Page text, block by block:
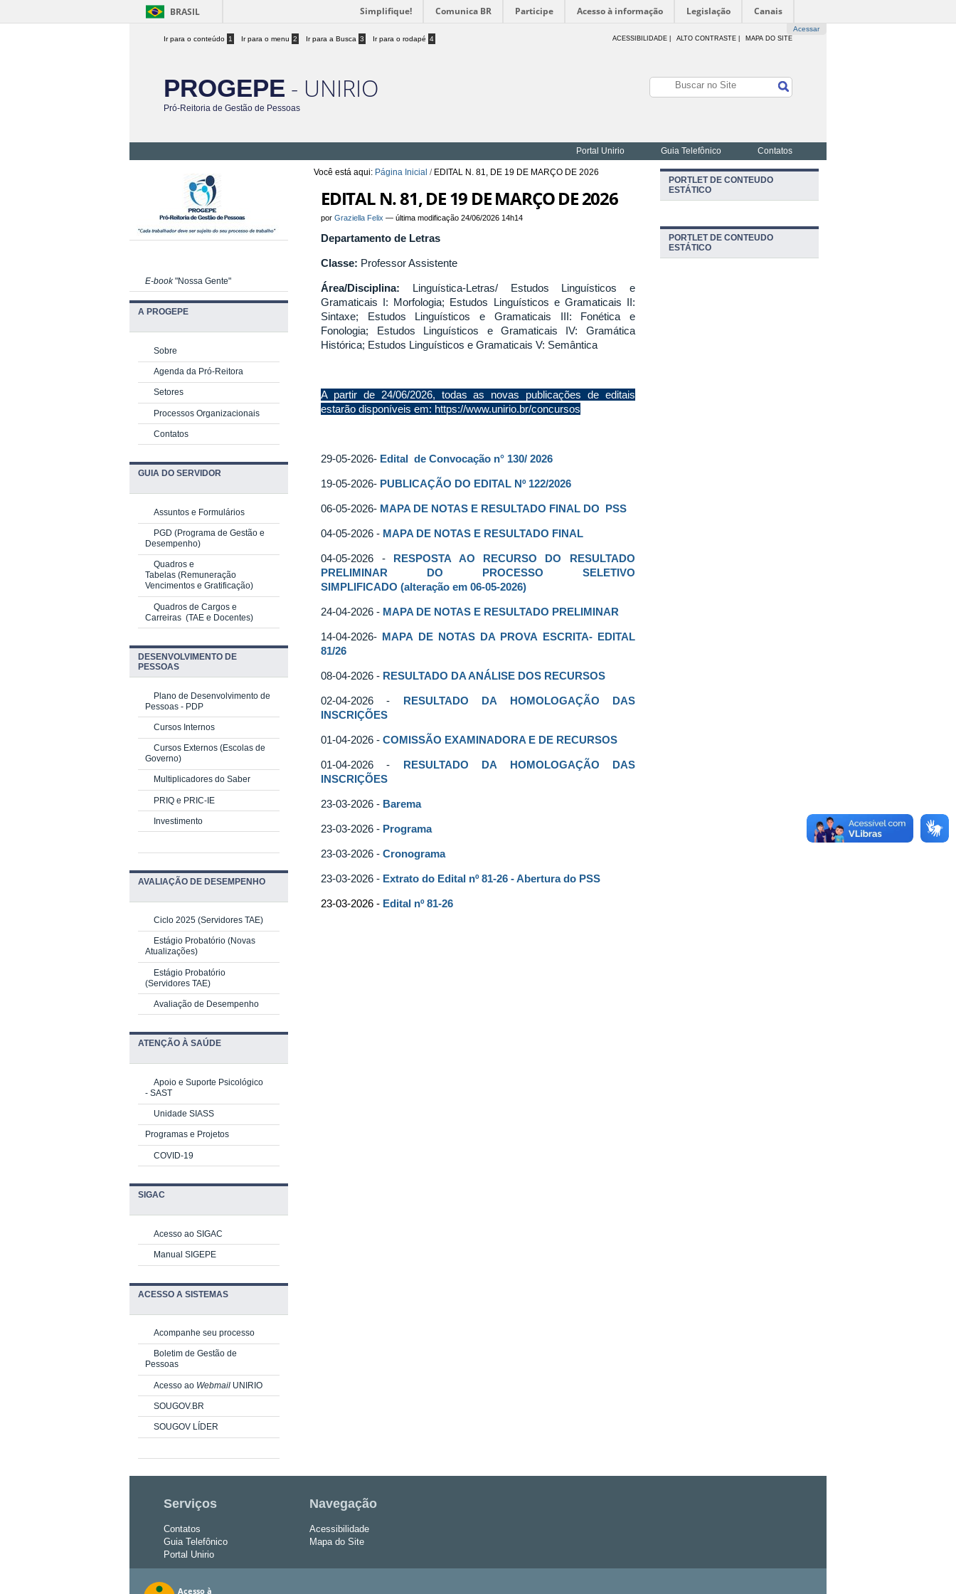
BRASIL Simplifique! Comunica BR Participe Acesso à informação Legislação Canais
Acessar
Ir para o conteúdo 1 Ir para o menu 2 Ir para a Busca 3 Ir para o rodapé 4 ACESSIBILIDADE ALTO CONTRASTE | MAPA DO SITE
PROGEPE - UNIRIO
Pró-Reitoria de Gestão de Pessoas
Portal Unirio Guia Telefônico Contatos
Você está aqui: Página Inicial / EDITAL N. 81, DE 19 DE MARÇO DE 2026
EDITAL N. 81, DE 19 DE MARÇO DE 2026
porGraziella Felix —última modificação 24/06/2026 14h14
Departamento de Letras
Classe: Professor Assistente
Área/Disciplina: Linguística-Letras/ Estudos Linguísticos e
Gramaticais I: Morfologia; Estudos Linguísticos e Gramaticais II:
Sintaxe; Estudos Linguísticos e Gramaticais III: Fonética e
Fonologia; Estudos Linguísticos e Gramaticais IV: Gramática
Histórica; Estudos Linguísticos e Gramaticais V: Semântica
A partir de 24/06/2026, todas as novas publicações de editais
estarão disponíveis em: https://www.unirio.br/concursos
29-05-2026- Edital de Convocação n° 130/ 2026
19-05-2026- PUBLICAÇÃO DO EDITAL Nº 122/2026
06-05-2026- MAPA DE NOTAS E RESULTADO FINAL DO PSS
04-05-2026 - MAPA DE NOTAS E RESULTADO FINAL
04-05-2026 - RESPOSTA AO RECURSO DO RESULTADO
PRELIMINAR DO PROCESSO SELETIVO
SIMPLIFICADO (alteração em 06-05-2026)
24-04-2026 - MAPA DE NOTAS E RESULTADO PRELIMINAR
14-04-2026- MAPA DE NOTAS DA PROVA ESCRITA- EDITAL
81/26
08-04-2026 - RESULTADO DA ANÁLISE DOS RECURSOS
02-04-2026 - RESULTADO DA HOMOLOGAÇÃO DAS
INSCRIÇÕES
01-04-2026 -COMISSÃO EXAMINADORA E DE RECURSOS
01-04-2026 - RESULTADO DA HOMOLOGAÇÃO DAS
INSCRIÇÕES
23-03-2026 - Barema
23-03-2026 - Programa
23-03-2026 -Cronograma
23-03-2026 - Extrato do Edital nº 81-26 - Abertura do PSS
23-03-2026 - Edital nº 81-26
E-book"Nossa Gente"
A PROGEPE
Sobre
Agenda da Pró-Reitora
Setores
Processos Organizacionais
Contatos
GUIA DO SERVIDOR
Assuntos e Formulários
PGD (Programa de Gestão e
Desempenho)
Quadros e
Tabelas (Remuneração
Vencimentos e Gratificação)
Quadros de Cargos e
Carreiras (TAE e Docentes)
DESENVOLVIMENTO DE
PESSOAS
Plano de Desenvolvimento de
Pessoas - PDP
Cursos Internos
Cursos Externos (Escolas de
Governo)
Multiplicadores do Saber
PRIQ e PRIC-IE
Investimento
AVALIAÇÃO DE DESEMPENHO
Ciclo 2025 (Servidores TAE)
Estágio Probatório (Novas
Atualizações)
Estágio Probatório
(Servidores TAE)
Avaliação de Desempenho
ATENÇÃO À SAÚDE
Apoio e Suporte Psicológico
- SAST
Unidade SIASS
Programas e Projetos
COVID-19
SIGAC
Acesso ao SIGAC
Manual SIGEPE
ACESSO A SISTEMAS
Acompanhe seu processo
Boletim de Gestão de
Pessoas
Acesso ao Webmail UNIRIO
SOUGOV.BR
SOUGOV LÍDER
PORTLET DE CONTEUDO
ESTÁTICO
PORTLET DE CONTEUDO
ESTÁTICO
Serviços
Contatos
Guia Telefônico
Portal Unirio
Navegação
Acessibilidade
Mapa do Site